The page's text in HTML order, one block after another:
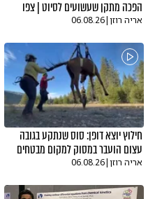
הפכה מתקן שעשועים לסיוט | צפו
אריה רוזן|
06.08.26
חילוץ יוצא דופן: סוס שנתקע בגובה
עצום הועבר במסוק למקום מבטחים
אריה רוזן|
06.08.26